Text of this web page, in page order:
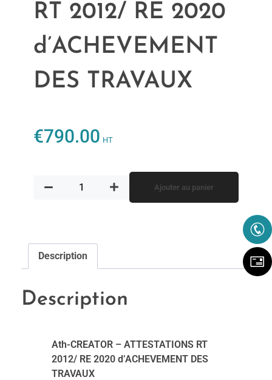
RT 2012/ RE 2020
d’ACHEVEMENT
DES TRAVAUX
€790.00 HT
Ajouter au panier
Description
Description
Ath-CREATOR – ATTESTATIONS RT
2012/ RE 2020 d’ACHEVEMENT DES
TRAVAUX